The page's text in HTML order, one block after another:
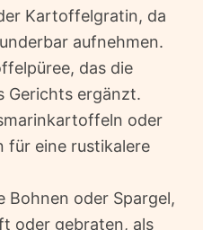
Kartoffelgratin, da
aufnehmen.
das die
Gerichts ergänzt.
oder
für eine rustikalere
Bohnen oder Spargel,
oder gebraten, als